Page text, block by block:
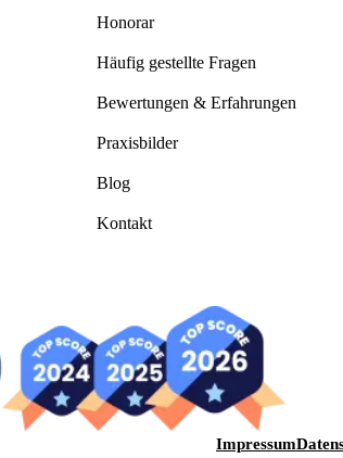
Honorar
Häufig gestellte Fragen
Bewertungen & Erfahrungen
Praxisbilder
Blog
Kontakt
Impressum